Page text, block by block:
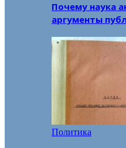
Почему наука
аргументы
Политика